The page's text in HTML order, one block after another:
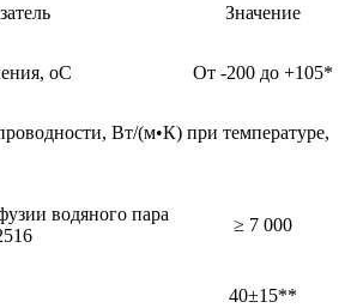
Значение
oC От -200 до +105*
Вт/(м•К) при температуре,
водяного пара
≥ 7 000
40±15**